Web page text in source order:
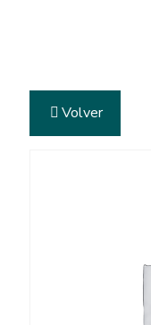
Volver